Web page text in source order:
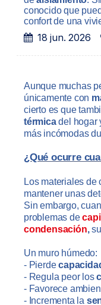
conocido que
confort de una
18 jun. 2026
Aunque muchas
únicamente con
cierto es que
térmicadel hogar
más incómodas
¿Qué ocurre
Los materiales de
mantener unas
Sin embargo,
problemas de
condensación,su
Un muro húmedo:
- Pierde
- Regula peor los
- Favorece
- Incrementa la